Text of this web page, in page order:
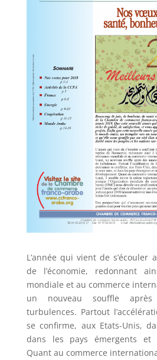
L’année qui vient de s’écouler
de l’économie, redonnant
mondiale et au commerce
un nouveau souffle
turbulences. Partout
se confirme, aux Etats-Unis,
dans les pays émergents et
Quant au commerce